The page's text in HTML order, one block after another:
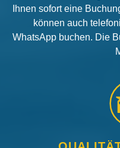
Ihnen sofort eine
können auch
WhatsApp buchen. Die